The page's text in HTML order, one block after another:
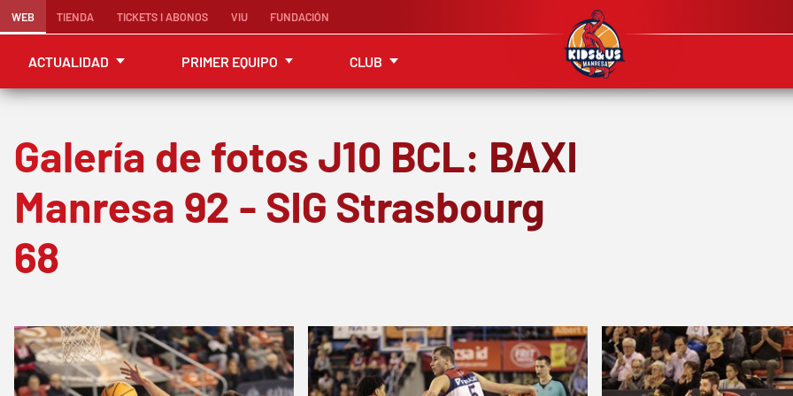
WEB TIENDA TICKETS I ABONOS VIU FUNDACIÓN
ACTUALIDAD PRIMER EQUIPO CLUB
Galería de fotos J10 BCL: BAXI
Manresa 92 - SIG Strasbourg
68